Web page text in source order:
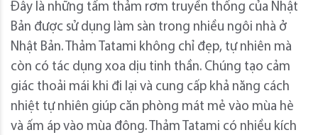
Đây là những tấm thảm rơm truyền thống của Nhật
Bản được sử dụng làm sàn trong nhiều ngôi nhà ở
Nhật Bản. Thảm Tatami không chỉ đẹp, tự nhiên mà
còn có tác dụng xoa dịu tinh thần. Chúng tạo cảm
giác thoải mái khi đi lại và cung cấp khả năng cách
nhiệt tự nhiên giúp căn phòng mát mẻ vào mùa hè
và ấm áp vào mùa đông. Thảm Tatami có nhiều kích